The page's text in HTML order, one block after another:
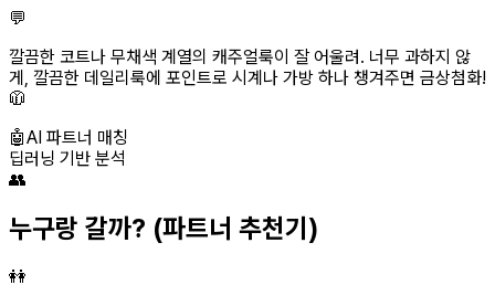
💬
깔끔한 코트나 무채색 계열의 캐주얼룩이 잘 어울려. 너무 과하지 않
게, 깔끔한 데일리룩에 포인트로 시계나 가방 하나 챙겨주면 금상첨화!
🧥
🤖AI 파트너 매칭
딥러닝 기반 분석
👥
누구랑 갈까? (파트너 추천기)
👭